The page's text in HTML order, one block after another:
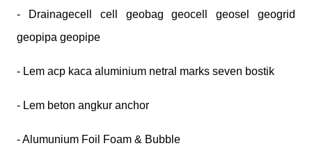
- Drainagecell cell geobag geocell geosel geogrid
geopipa geopipe
- Lem acp kaca aluminium netral marks seven bostik
- Lem beton angkur anchor
- Alumunium Foil Foam & Bubble